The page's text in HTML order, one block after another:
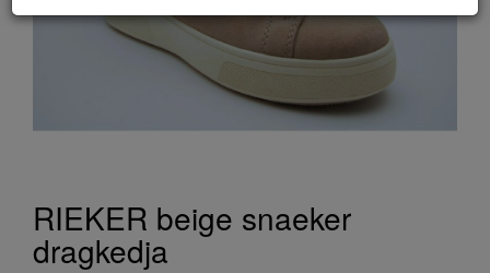
RIEKER beige snaeker
dragkedja